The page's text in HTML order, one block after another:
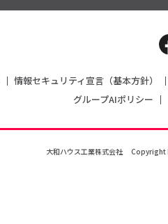
情報セキュリティ宣言（基本方針）
グループAIポリシー
大和ハウス工業株式会社 Copyright